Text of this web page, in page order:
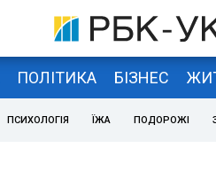
ПОЛІТИКА БІЗНЕС
ПСИХОЛОГІЯ ЇЖА ПОДОРОЖІ